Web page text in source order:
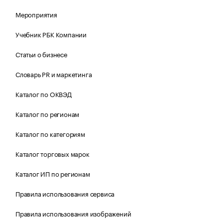
Мероприятия
Учебник РБК Компании
Статьи о бизнесе
Словарь PR и маркетинга
Каталог по ОКВЭД
Каталог по регионам
Каталог по категориям
Каталог торговых марок
Каталог ИП по регионам
Правила использования сервиса
Правила использования изображений